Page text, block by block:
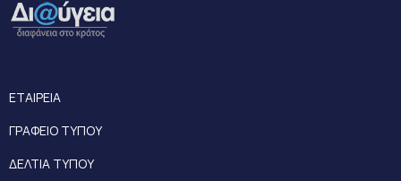
ΕΤΑΙΡΕΙΑ
ΓΡΑΦΕΙΟ ΤΥΠΟΥ
ΔΕΛΤΙΑ ΤΥΠΟΥ